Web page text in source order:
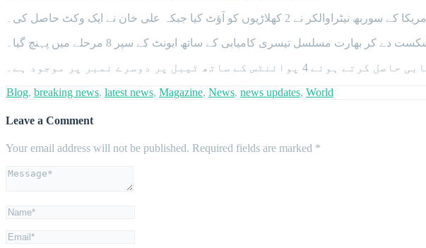
امریکا کے سوربھ نیٹراوالکر نے 2 کھلاڑیوں کو آؤٹ کیا جبکہ علی خان نے ایک وکٹ حاصل کی۔
Blog, breaking news, latest news, Magazine, News, news updates, World
Leave a Comment
Your email address will not be published. Required fields are marked *